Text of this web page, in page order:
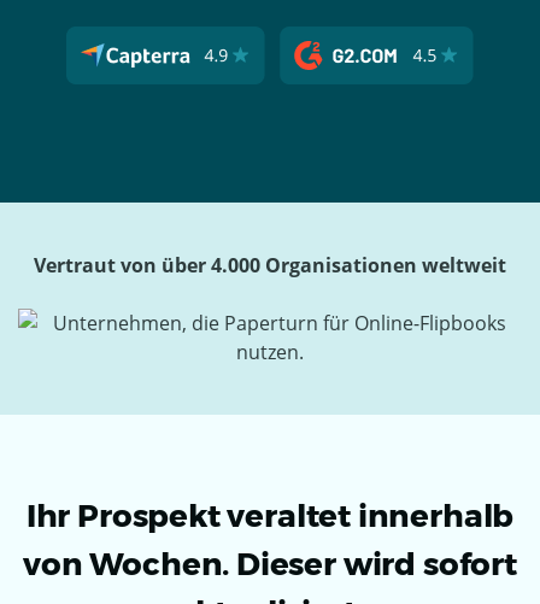
Vertraut von über 4.000 Organisationen weltweit
Ihr Prospekt veraltet innerhalb
von Wochen. Dieser wird sofort